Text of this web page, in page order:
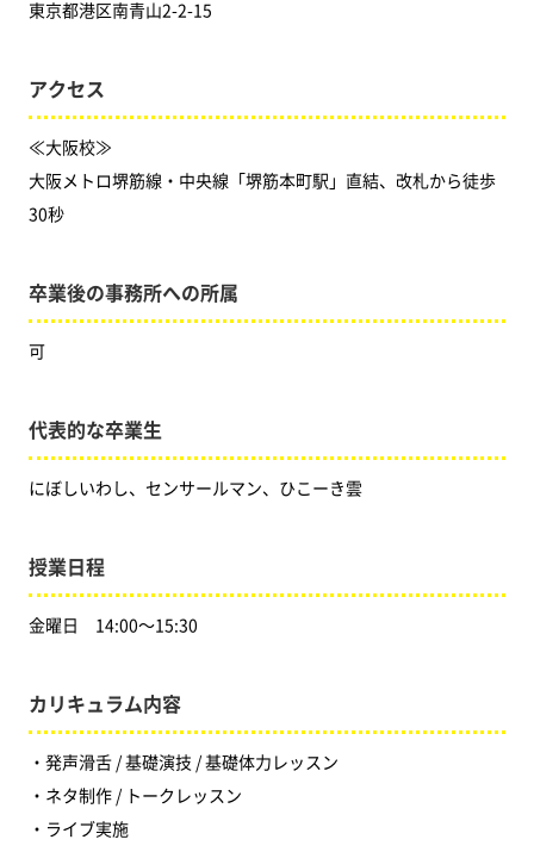
東京都港区南青山2-2-15
アクセス
≪大阪校≫
大阪メトロ堺筋線・中央線「堺筋本町駅」直結、改札から徒歩
30秒
卒業後の事務所への所属
可
代表的な卒業生
にぼしいわし、センサールマン、ひこーき雲
授業日程
金曜日 14:00〜15:30
カリキュラム内容
・発声滑舌 / 基礎演技 / 基礎体力レッスン
・ネタ制作 / トークレッスン
・ライブ実施